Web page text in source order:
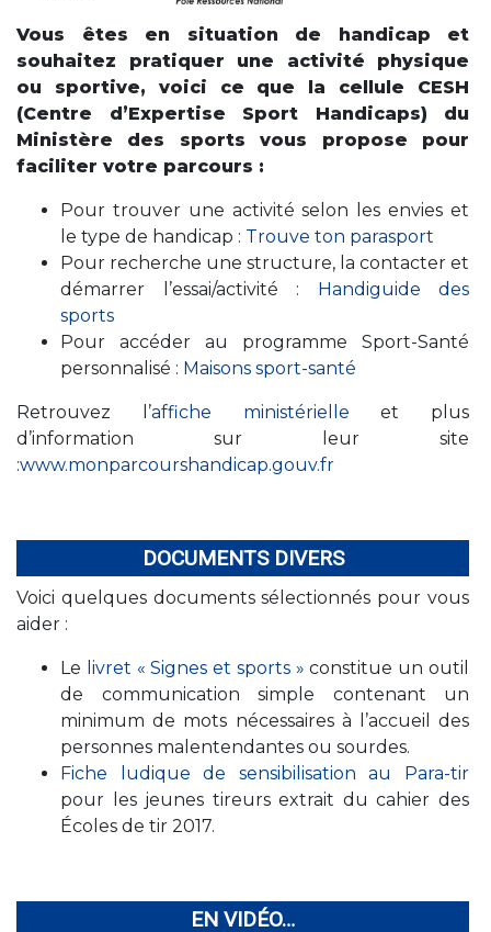
Vous êtes en situation de handicap et
souhaitez pratiquer une activité physique
ou sportive, voici ce que la cellule CESH
(Centre d’Expertise Sport Handicaps) du
Ministère des sports vous propose pour
faciliter votre parcours :
Pour trouver une activité selon les envies et
le type de handicap : Trouve ton parasport
Pour recherche une structure, la contacter et
démarrer l’essai/activité : Handiguide des
sports
Pour accéder au programme Sport-Santé
personnalisé : Maisons sport-santé
Retrouvez l’affiche ministérielle et plus
d’information sur leur site
:www.monparcourshandicap.gouv.fr
DOCUMENTS DIVERS
Voici quelques documents sélectionnés pour vous
aider :
Le livret « Signes et sports » constitue un outil
de communication simple contenant un
minimum de mots nécessaires à l’accueil des
personnes malentendantes ou sourdes.
Fiche ludique de sensibilisation au Para-tir
pour les jeunes tireurs extrait du cahier des
Écoles de tir 2017.
EN VIDÉO…